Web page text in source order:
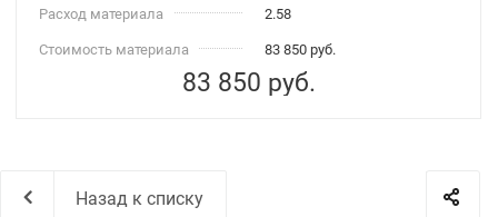
Расход материала 2.58
Стоимость материала 83 850 руб.
83 850 руб.
Назад к списку